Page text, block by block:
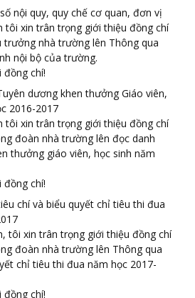
nội quy, quy chế cơ quan, đơn vị
tôi xin trân trọng giới thiệu đồng chí
trưởng nhà trường lên Thông qua
nội bộ của trường.
đồng chí!
dương khen thưởng Giáo viên,
2016-2017
tôi xin trân trọng giới thiệu đồng chí
đoàn nhà trường lên đọc danh
thưởng giáo viên, học sinh năm
đồng chí!
chí và biểu quyết chỉ tiêu thi đua
tôi xin trân trọng giới thiệu đồng chí
đoàn nhà trường lên Thông qua
chỉ tiêu thi đua năm học 2017-
đồng chí!